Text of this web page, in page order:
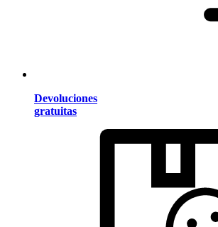
Devoluciones
gratuitas